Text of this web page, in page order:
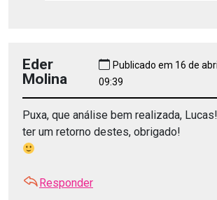
Eder
Molina
Publicado em 16 de
09:39
Puxa, que análise bem realizada,
ter um retorno destes, obrigado!
Responder